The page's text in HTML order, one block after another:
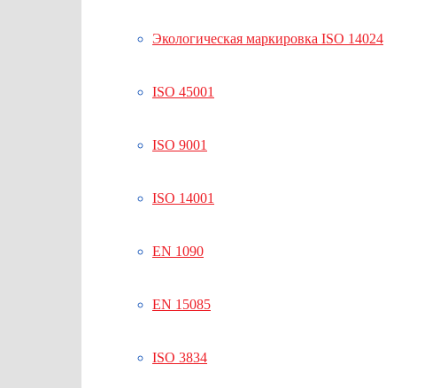
Экологическая маркировка ISO 14024
ISO 45001
ISO 9001
ISO 14001
EN 1090
EN 15085
ISO 3834